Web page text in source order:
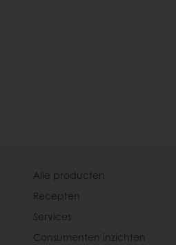
Alle producten
Recepten
Services
Consumenten inzichten